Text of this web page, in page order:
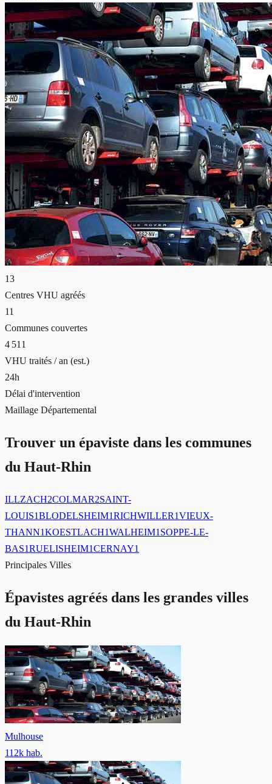
13
Centres VHU agréés
11
Communes couvertes
4 511
VHU traités / an (est.)
24h
Délai d'intervention
Maillage Départemental
Trouver un épaviste dans les communes
du Haut-Rhin
ILLZACH2COLMAR2SAINT-
LOUIS1BLODELSHEIM1RICHWILLER1VIEUX-
THANN1KOESTLACH1WALHEIM1 SOPPE-LE-
BAS1RUELISHEIM1CERNAY1
Principales Villes
Épavistes agréés dans les grandes villes
du Haut-Rhin
Mulhouse
112k hab.